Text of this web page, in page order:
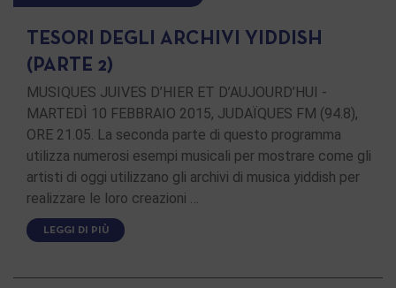
TESORI DEGLI ARCHIVI YIDDISH
(PARTE 2)
MUSIQUES JUIVES D’HIER ET D’AUJOURD’HUI -
MARTEDÌ 10 FEBBRAIO 2015, JUDAÏQUES FM (94.8),
ORE 21.05. La seconda parte di questo programma
utilizza numerosi esempi musicali per mostrare come gli
artisti di oggi utilizzano gli archivi di musica yiddish per
realizzare le loro creazioni …
LEGGI DI PIÙ